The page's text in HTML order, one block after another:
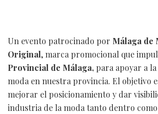
Un evento patrocinado por Málaga de
Original, marca promocional que
Provincial de Málaga, para apoyar a
moda en nuestra provincia. El objetivo
mejorar el posicionamiento y dar
industria de la moda tanto dentro